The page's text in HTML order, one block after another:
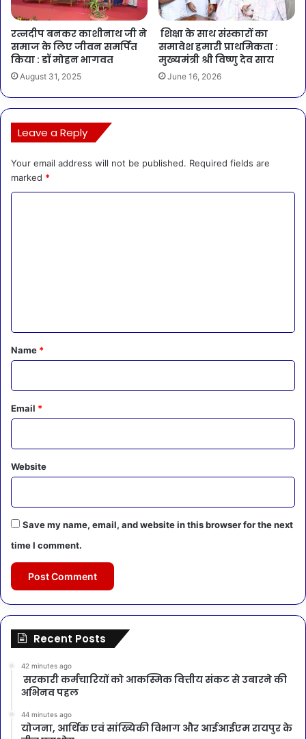
रत्नदीप बनकर काशीनाथ जी ने
समाज के लिए जीवन समर्पित
किया : डॉ मोहन भागवत
August 31, 2025
शिक्षा के साथ संस्कारों का
समावेश हमारी प्राथमिकता :
मुख्यमंत्री श्री विष्णु देव साय
June 16, 2026
Leave a Reply
Your email address will not be published. Required fields are
marked *
*
Name *
Email *
Website
Save my name, email, and website in this browser for the next
time I comment.
Recent Posts
42 minutes ago
सरकारी कर्मचारियों को आकस्मिक वित्तीय संकट से उबारने की
अभिनव पहल
44 minutes ago
योजना, आर्थिक एवं सांख्यिकी विभाग और आईआईएम रायपुर के